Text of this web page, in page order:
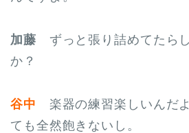
加藤 ずっと張り詰めてたら
か？
谷中 楽器の練習楽しいんだ
ても全然飽きないし。